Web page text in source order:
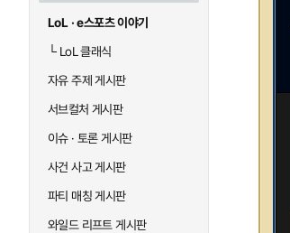
LoL · e스포츠 이야기
└LoL 클래식
자유 주제 게시판
서브컬처 게시판
이슈 · 토론 게시판
사건 사고 게시판
파티 매칭 게시판
와일드 리프트 게시판